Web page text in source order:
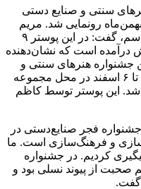
سنتی و صنایع دستی
فجر (سرو سیمین ۹) نیز سه‌شنبه ۱۶ بهمن‌ماه رونمایی شد. مریم
جلالی، معاون صنایع دستی در این مراسم، گفت: در این پوستر ۹
درآمده است که نشان‌دهنده
جشنواره هنرهای سنتی و
صنایع‌دستی فجر (سرو سیمین ۹) از ۲ تا ۶ اسفند در محل مجموعه
شد. این پوستر توسط کاظم
فجر صنایع‌دستی در
و فرهنگ‌سازی است. ما
کردیم. در جشنواره
صحبت از پیوند نسلی بود و
گفت.